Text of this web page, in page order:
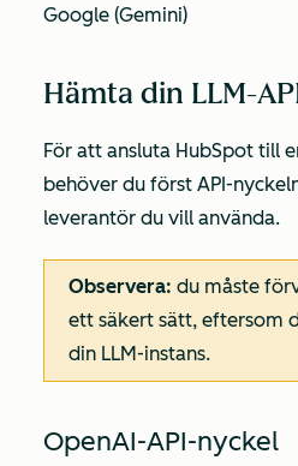
Google (Gemini)
Hämta din LLM-
För att ansluta HubSpot till
behöver du först API-
leverantör du vill använda.
Observera: du måste
ett säkert sätt, eftersom
din LLM-instans.
OpenAI-API-nyckel